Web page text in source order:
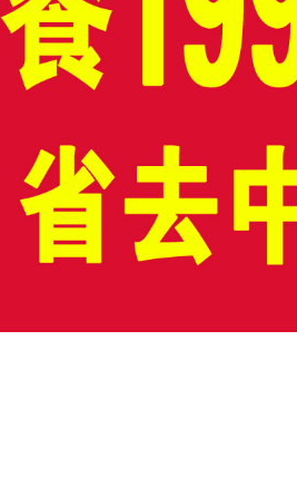
歇
送
门
宴
会议餐
团餐团膳
户外烧烤
厨师上门
烹饪服务
下午茶
生日寿宴
流水酒席
临时厨师